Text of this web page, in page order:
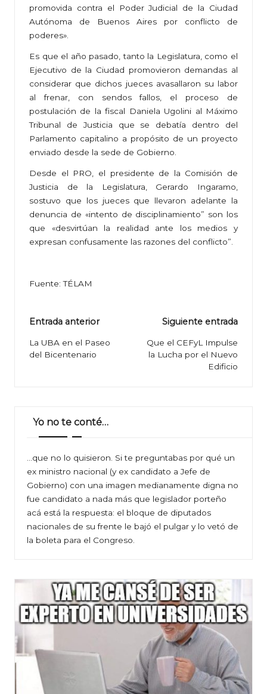
promovida contra el Poder Judicial de la Ciudad
Autónoma de Buenos Aires por conflicto de
poderes».
Es que el año pasado, tanto la Legislatura, como el
Ejecutivo de la Ciudad promovieron demandas al
considerar que dichos jueces avasallaron su labor
al frenar, con sendos fallos, el proceso de
postulación de la fiscal Daniela Ugolini al Máximo
Tribunal de Justicia que se debatía dentro del
Parlamento capitalino a propósito de un proyecto
enviado desde la sede de Gobierno.
Desde el PRO, el presidente de la Comisión de
Justicia de la Legislatura, Gerardo Ingaramo,
sostuvo que los jueces que llevaron adelante la
denuncia de «intento de disciplinamiento” son los
que «desvirtúan la realidad ante los medios y
expresan confusamente las razones del conflicto”.
Fuente: TÉLAM
Navegación
de
entradas
Entrada anterior
La UBA en el Paseo
del Bicentenario
Siguiente entrada
Que el CEFyL Impulse
la Lucha por el Nuevo
Edificio
Yo no te conté…
…que no lo quisieron. Si te preguntabas por qué un
ex ministro nacional (y ex candidato a Jefe de
Gobierno) con una imagen medianamente digna no
fue candidato a nada más que legislador porteño
acá está la respuesta: el bloque de diputados
nacionales de su frente le bajó el pulgar y lo vetó de
la boleta para el Congreso.